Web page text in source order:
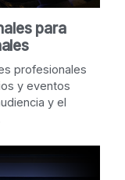
para
profesionales
y eventos
y el